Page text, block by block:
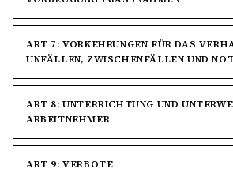
ART 7: VORKEHRUNGEN FÜR DAS
UNFÄLLEN, ZWISCHENFÄLLEN UND
ART 8: UNTERRICHTUNG UND
ARBEITNEHMER
ART 9: VERBOTE